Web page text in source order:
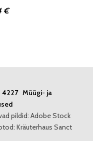
€
4227 Müügi- ja
pildid: Adobe Stock
Kräuterhaus Sanct